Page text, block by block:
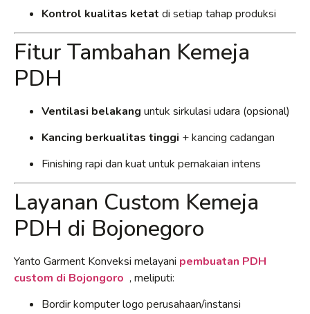
Kontrol kualitas ketat di setiap tahap produksi
Fitur Tambahan Kemeja
PDH
Ventilasi belakang untuk sirkulasi udara (opsional)
Kancing berkualitas tinggi + kancing cadangan
Finishing rapi dan kuat untuk pemakaian intens
Layanan Custom Kemeja
PDH di Bojonegoro
Yanto Garment Konveksi melayani pembuatan PDH
custom di Bojongoro , meliputi:
Bordir komputer logo perusahaan/instansi